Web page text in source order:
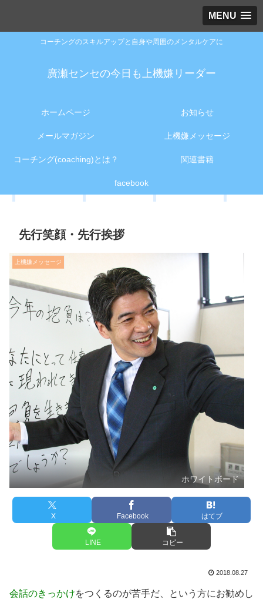
MENU
コーチングのスキルアップと自身や周囲のメンタルケアに
廣瀬センセの今日も上機嫌リーダー
ホームページ お知らせ
メールマガジン 上機嫌メッセージ
コーチング(coaching)とは？ 関連書籍
facebook
先行笑顔・先行挨拶
上機嫌メッセージ
ホワイトボード
X Facebook はてブ
LINE コピー
2018.08.27
会話のきっかけをつくるのが苦手だ、という方にお勧めし